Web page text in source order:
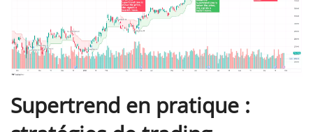
Supertrend en pratique :